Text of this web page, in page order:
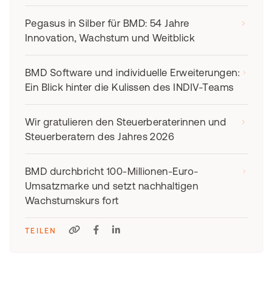
Pegasus in Silber für BMD: 54 Jahre
Innovation, Wachstum und Weitblick
BMD Software und individuelle Erweiterungen:
Ein Blick hinter die Kulissen des INDIV-Teams
Wir gratulieren den Steuerberaterinnen und
Steuerberatern des Jahres 2026
BMD durchbricht 100-Millionen-Euro-
Umsatzmarke und setzt nachhaltigen
Wachstumskurs fort
TEILEN